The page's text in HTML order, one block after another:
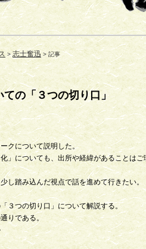
志士奮迅 記事
の「３つの切り口」
クについて説明した。
」についても、出所や経緯があることはご
し踏み込んだ視点で話を進めて行きたい。
３つの切り口」について解説する。
りである。